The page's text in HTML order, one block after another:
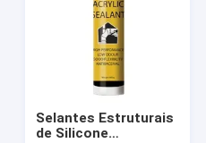
Selantes Estruturais
de Silicone